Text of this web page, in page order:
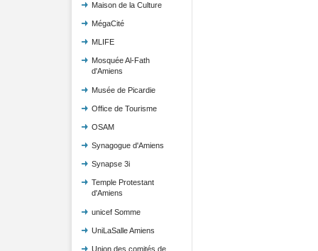
Maison de la Culture
MégaCité
MLIFE
Mosquée Al-Fath
d'Amiens
Musée de Picardie
Office de Tourisme
OSAM
Synagogue d'Amiens
Synapse 3i
Temple Protestant
d'Amiens
unicef Somme
UniLaSalle Amiens
Union des comités de